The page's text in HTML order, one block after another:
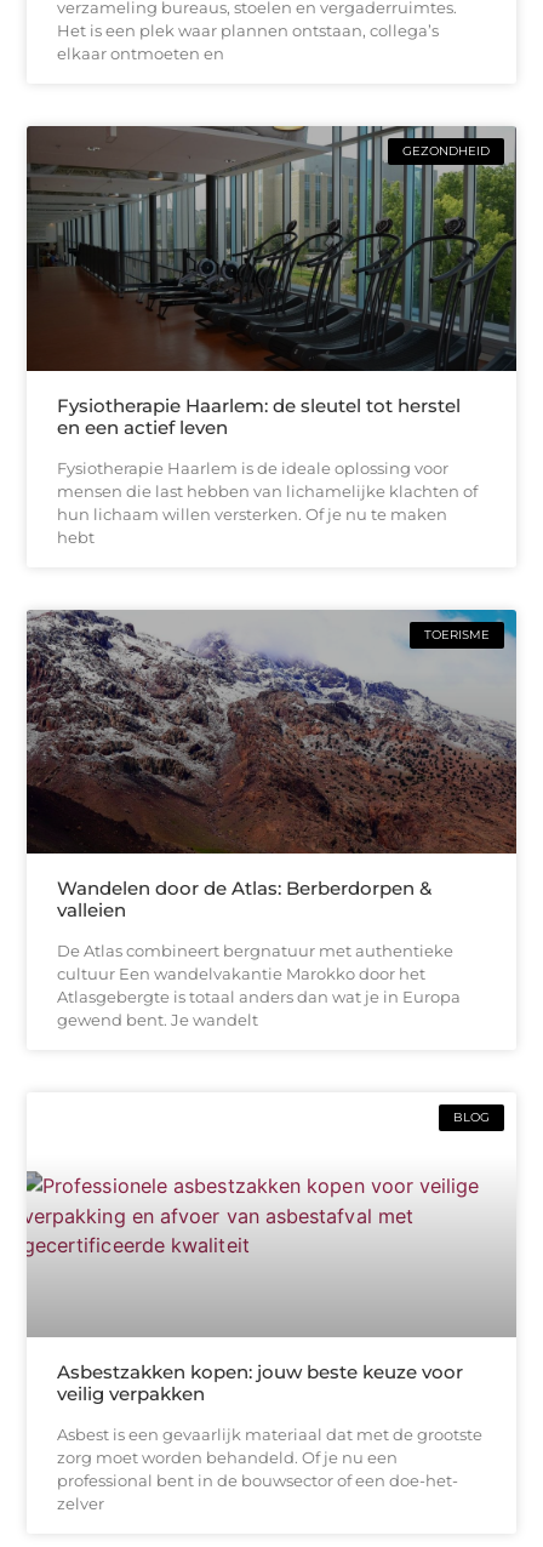
verzameling bureaus, stoelen en vergaderruimtes.
Het is een plek waar plannen ontstaan, collega’s
elkaar ontmoeten en
GEZONDHEID
Fysiotherapie Haarlem: de sleutel tot herstel
en een actief leven
Fysiotherapie Haarlem is de ideale oplossing voor
mensen die last hebben van lichamelijke klachten of
hun lichaam willen versterken. Of je nu te maken
hebt
TOERISME
Wandelen door de Atlas: Berberdorpen &
valleien
De Atlas combineert bergnatuur met authentieke
cultuur Een wandelvakantie Marokko door het
Atlasgebergte is totaal anders dan wat je in Europa
gewend bent. Je wandelt
BLOG
Asbestzakken kopen: jouw beste keuze voor
veilig verpakken
Asbest is een gevaarlijk materiaal dat met de grootste
zorg moet worden behandeld. Of je nu een
professional bent in de bouwsector of een doe-het-
zelver